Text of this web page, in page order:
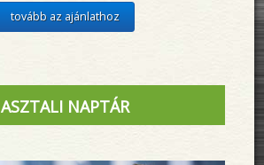
tovább az ajánlathoz
ASZTALI NAPTÁR